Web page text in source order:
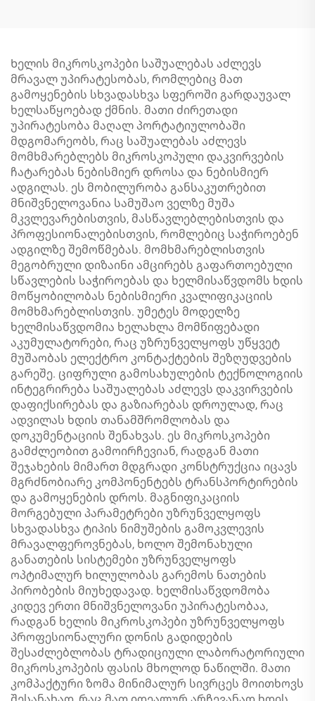
Ხელის მიკროსკოპები საშუალებას აძლევს
მრავალ უპირატესობას, რომლებიც მათ
გამოყენების სხვადასხვა სფეროში გარდაუვალ
ხელსაწყოებად ქმნის. მათი ძირეთადი
უპირატესობა მაღალ პორტატიულობაში
მდგომარეობს, რაც საშუალებას აძლევს
მომხმარებლებს მიკროსკოპული დაკვირვების
ჩატარებას ნებისმიერ დროსა და ნებისმიერ
ადგილას. ეს მობილურობა განსაკუთრებით
მნიშვნელოვანია სამუშაო ველზე მუშა
მკვლევარებისთვის, მასწავლებლებისთვის და
პროფესიონალებისთვის, რომლებიც საჭიროებენ
ადგილზე შემოწმებას. მომხმარებლისთვის
მეგობრული დიზაინი ამცირებს გაფართოებული
სწავლების საჭიროებას და ხელმისაწვდომს ხდის
მოწყობილობას ნებისმიერი კვალიფიკაციის
მომხმარებლისთვის. უმეტეს მოდელზე
ხელმისაწვდომია ხელახლა მომწიფებადი
აკუმულატორები, რაც უზრუნველყოფს უწყვეტ
მუშაობას ელექტრო კონტაქტების შეზღუდვების
გარეშე. ციფრული გამოსახულების ტექნოლოგიის
ინტეგრირება საშუალებას აძლევს დაკვირვების
დაფიქსირებას და გაზიარებას დროულად, რაც
ადვილას ხდის თანამშრომლობას და
დოკუმენტაციის შენახვას. ეს მიკროსკოპები
გამძლეობით გამოირჩევიან, რადგან მათი
შეჯახების მიმართ მდგრადი კონსტრუქცია იცავს
მგრძნობიარე კომპონენტებს ტრანსპორტირების
და გამოყენების დროს. მაგნიფიკაციის
მორგებული პარამეტრები უზრუნველყოფს
სხვადასხვა ტიპის ნიმუშების გამოკვლევის
მრავალფეროვნებას, ხოლო შემონახული
განათების სისტემები უზრუნველყოფს
ოპტიმალურ ხილულობას გარემოს ნათების
პირობების მიუხედავად. ხელმისაწვდომობა
კიდევ ერთი მნიშვნელოვანი უპირატესობაა,
რადგან ხელის მიკროსკოპები უზრუნველყოფს
პროფესიონალური დონის გადიდების
შესაძლებლობას ტრადიციული ლაბორატორიული
მიკროსკოპების ფასის მხოლოდ ნაწილში. მათი
კომპაქტური ზომა მინიმალურ სივრცეს მოითხოვს